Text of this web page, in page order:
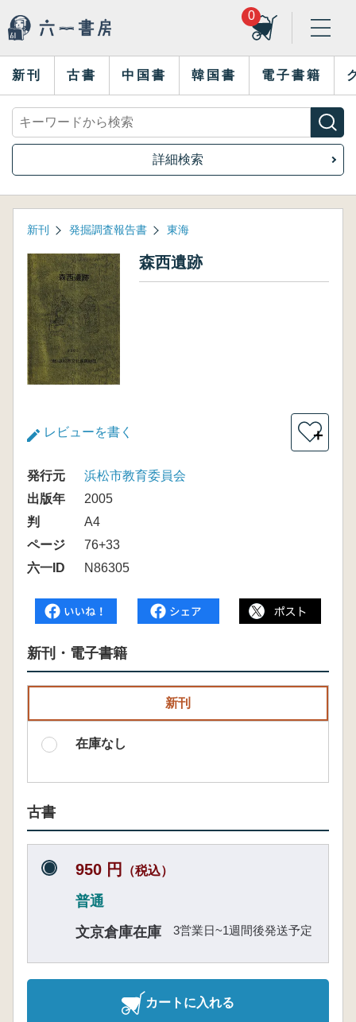
0
新刊 古書 中国書 韓国書 電子書籍
詳細検索
新刊 発掘調査報告書 東海
森西遺跡
レビューを書く ＋
発行元
浜松市教育委員会
出版年
2005
判
A4
ページ
76+33
六一ID
N86305
新刊・電子書籍
新刊
在庫なし
古書
950 円 （税込）
普通
文京倉庫在庫
3営業日~1週間後発送予定
カートに入れる